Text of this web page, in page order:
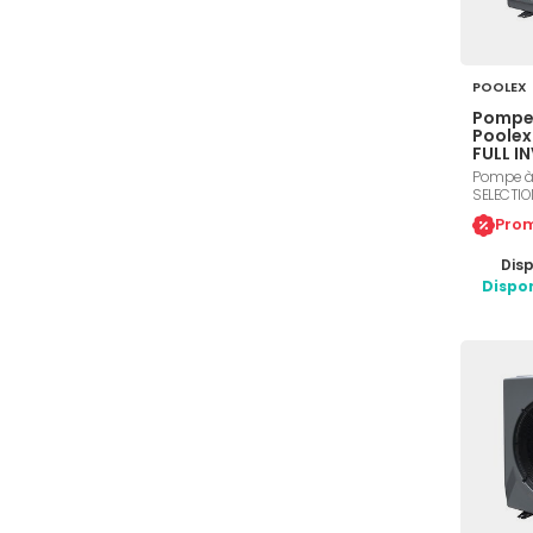
POOLEX
Poolex
FULL
Pompe à
piscines
Inverter.
vitesse
Twisted
LED.